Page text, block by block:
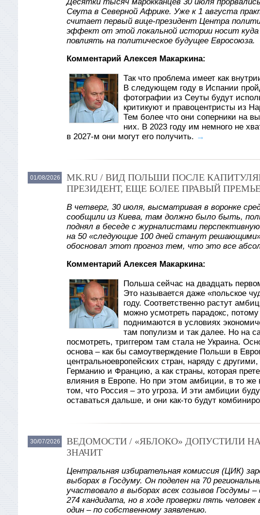
Сеута в Северной Африке. Уже к 1 августа
считает первый вице-президент Центра
эффект от этой локальной истории носит
повлиять на политическое будущее Евросоюза.
Комментарий Алексея Макаркина:
Так что проблема имеет как
В следующем году в Испании
фотографии из Сеуты будут
критикуют и правоцентристы из
Тем более что они соперники на
них. В 2023 году им немного не
в 2027-м они могут его получить. →
01/08/2026
MK.RU / ВИД ПОЛЬШИ ПОСЛЕ
ПРЕЗИДЕНТ, ЕЩЕ БОЛЕЕ ПРАВЫЙ
В четверг, 30 июля, высматривая в воронке
сообщили из Киева, там должно было быть,
поднял в беседе с журналистами
на 50 «следующие 100 дней станут
обосновал этот прогноз тем, что это все
Комментарий Алексея Макаркина:
Польша сейчас на двадцать
Это называется даже «польское
году. Соответственно растут
можно усмотреть парадокс,
поднимаются в условиях
там популизм и так далее. Но на
посмотреть, триггером там стала не Украина.
основа – как бы самоутверждение Польши в
центральноевропейских стран, наряду с
Германию и Францию, а как страны, которая
влияния в Европе. Но при этом амбиции, в то
том, что Россия – это угроза. И эти амбиции
оставаться дальше, и они как-то будут
30/07/2026
ВЕДОМОСТИ / «ЯБЛОКО» ДОПУСТИЛИ
ЗНАЧИТ
Центральная избирательная комиссия (ЦИК)
выборах в Госдуму. Он поделен на 70
участвовало в выборах всех созывов Госдумы
274 кандидата, но в ходе проверки пять
один – по собственному заявлению.